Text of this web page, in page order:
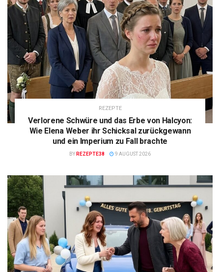
REZEPTE
Verlorene Schwüre und das Erbe von Halcyon:
Wie Elena Weber ihr Schicksal zurückgewann
und ein Imperium zu Fall brachte
BY REZEPTE38 9 AUGUST 2026